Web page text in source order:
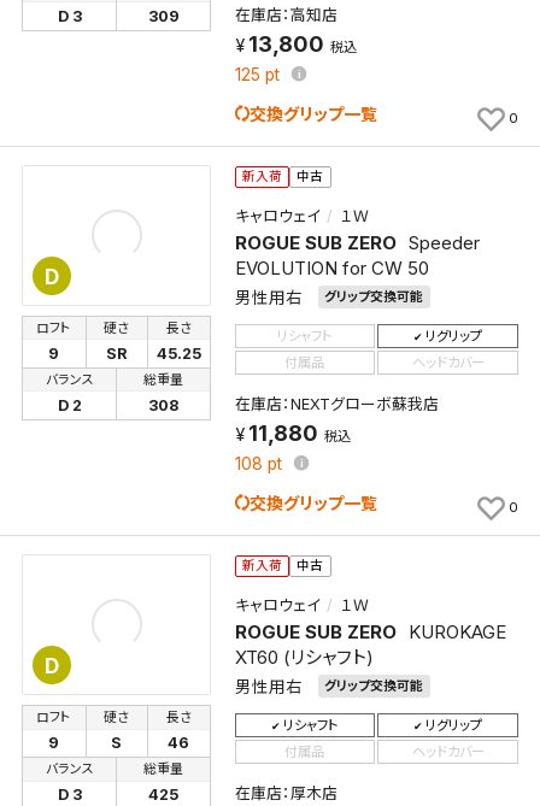
D 3 309 在庫店：高知店
13,800 税込
125 pt
交換グリップ一覧 0
D
新入荷 中古
キャロウェイ １Ｗ
ROGUE SUB ZERO Speeder
EVOLUTION for CW 50
男性用右 グリップ交換可能
ロフト
9
硬さ
SR
長さ
45.25
バランス
D 2
総重量
308
リシャフト
リグリップ
付属品
ヘッドカバー
在庫店：NEXTグローボ蘇我店
11,880 税込
108 pt
交換グリップ一覧 0
D
新入荷 中古
キャロウェイ １Ｗ
ROGUE SUB ZERO
KUROKAGE
XT60 (リシャフト)
男性用右 グリップ交換可能
ロフト
9
硬さ
S
長さ
46
バランス
D 3
総重量
425
リシャフト
リグリップ
付属品
ヘッドカバー
在庫店：厚木店